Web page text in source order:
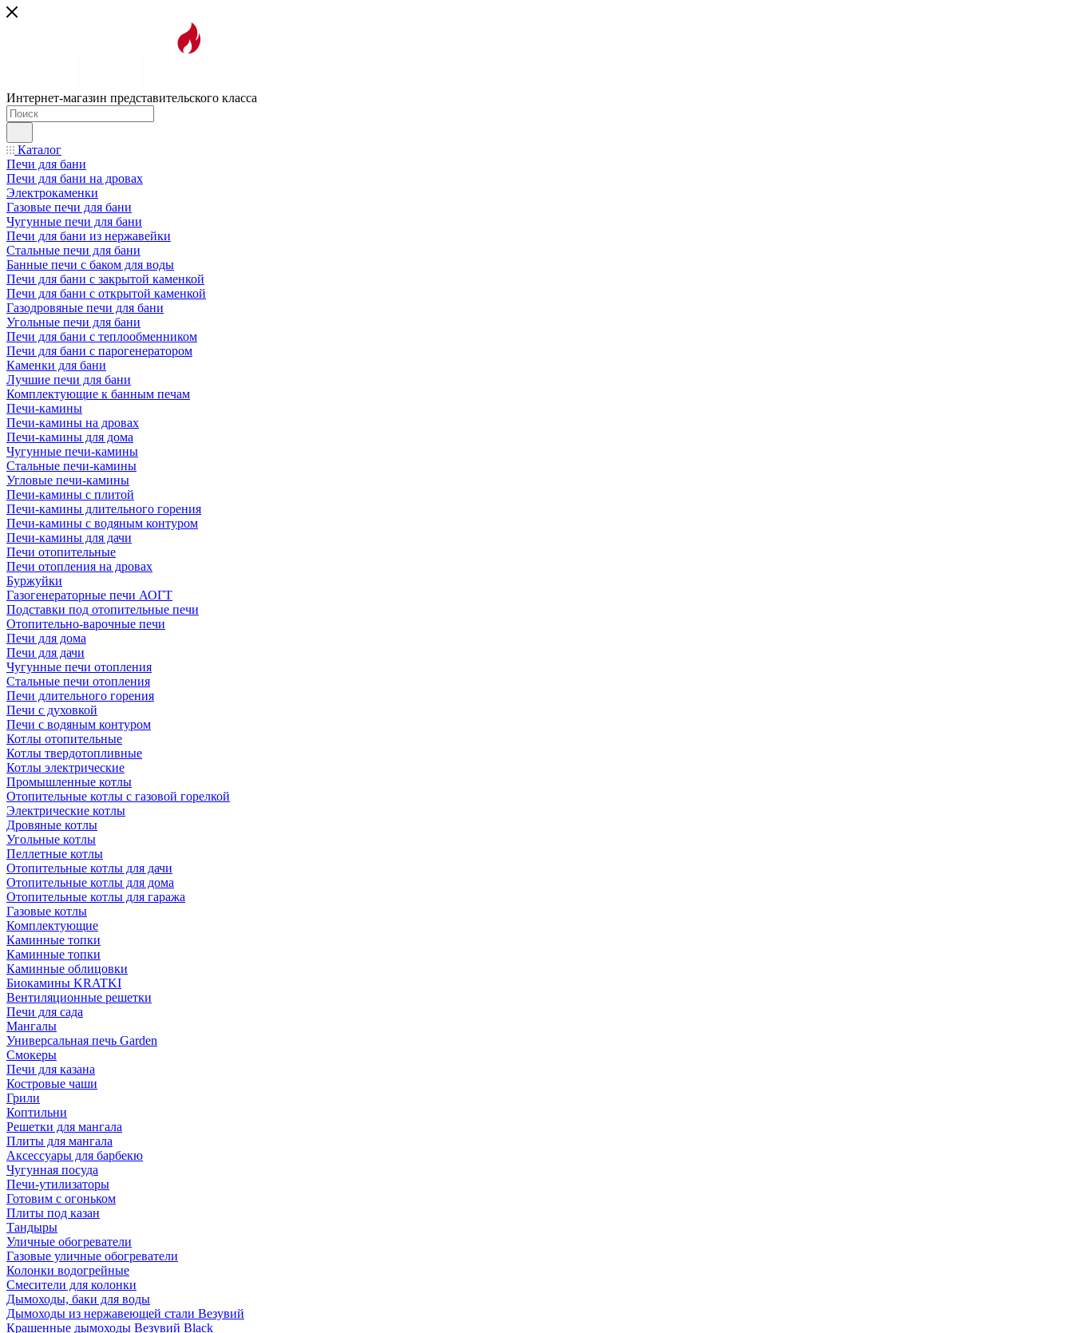
Интернет-магазин представительского класса
Каталог
Печи для бани
Печи для бани на дровах
Электрокаменки
Газовые печи для бани
Чугунные печи для бани
Печи для бани из нержавейки
Стальные печи для бани
Банные печи с баком для воды
Печи для бани с закрытой каменкой
Печи для бани с открытой каменкой
Газодровяные печи для бани
Угольные печи для бани
Печи для бани с теплообменником
Печи для бани с парогенератором
Каменки для бани
Лучшие печи для бани
Комплектующие к банным печам
Печи-камины
Печи-камины на дровах
Печи-камины для дома
Чугунные печи-камины
Стальные печи-камины
Угловые печи-камины
Печи-камины с плитой
Печи-камины длительного горения
Печи-камины с водяным контуром
Печи-камины для дачи
Печи отопительные
Печи отопления на дровах
Буржуйки
Газогенераторные печи АОГТ
Подставки под отопительные печи
Отопительно-варочные печи
Печи для дома
Печи для дачи
Чугунные печи отопления
Стальные печи отопления
Печи длительного горения
Печи с духовкой
Печи с водяным контуром
Котлы отопительные
Котлы твердотопливные
Котлы электрические
Промышленные котлы
Отопительные котлы с газовой горелкой
Электрические котлы
Дровяные котлы
Угольные котлы
Пеллетные котлы
Отопительные котлы для дачи
Отопительные котлы для дома
Отопительные котлы для гаража
Газовые котлы
Комплектующие
Каминные топки
Каминные топки
Каминные облицовки
Биокамины KRATKI
Вентиляционные решетки
Печи для сада
Мангалы
Универсальная печь Garden
Смокеры
Печи для казана
Костровые чаши
Грили
Коптильни
Решетки для мангала
Плиты для мангала
Аксессуары для барбекю
Чугунная посуда
Печи-утилизаторы
Готовим с огоньком
Плиты под казан
Тандыры
Уличные обогреватели
Газовые уличные обогреватели
Колонки водогрейные
Смесители для колонки
Дымоходы, баки для воды
Дымоходы из нержавеющей стали Везувий
Крашенные дымоходы Везувий Black